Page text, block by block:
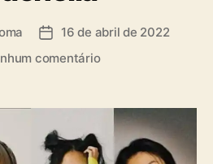
D
d
p
u
16 de abril de 2022
comentárioe
a
k